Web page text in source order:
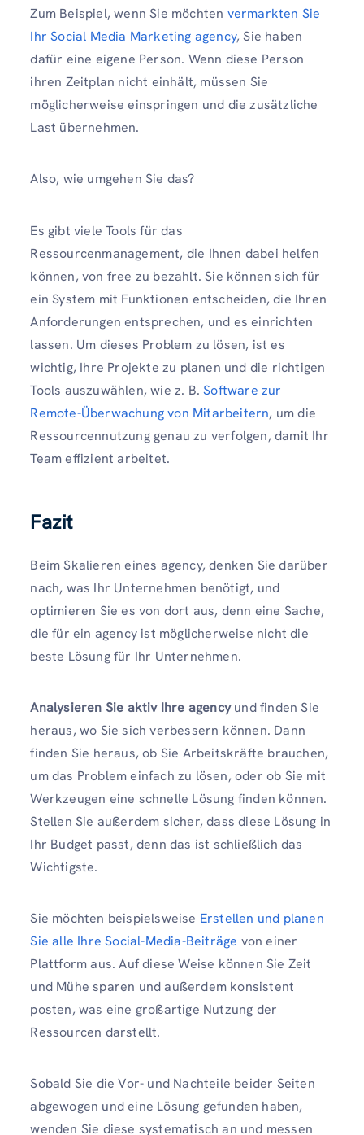
Zum Beispiel, wenn Sie möchten vermarkten Sie
Ihr Social Media Marketing agency, Sie haben
dafür eine eigene Person. Wenn diese Person
ihren Zeitplan nicht einhält, müssen Sie
möglicherweise einspringen und die zusätzliche
Last übernehmen.
Also, wie umgehen Sie das?
Es gibt viele Tools für das
Ressourcenmanagement, die Ihnen dabei helfen
können, von free zu bezahlt. Sie können sich für
ein System mit Funktionen entscheiden, die Ihren
Anforderungen entsprechen, und es einrichten
lassen. Um dieses Problem zu lösen, ist es
wichtig, Ihre Projekte zu planen und die richtigen
Tools auszuwählen, wie z. B.Software zur
Remote-Überwachung von Mitarbeitern, um die
Ressourcennutzung genau zu verfolgen, damit Ihr
Team effizient arbeitet.
Fazit
Beim Skalieren eines agency, denken Sie darüber
nach, was Ihr Unternehmen benötigt, und
optimieren Sie es von dort aus, denn eine Sache,
die für ein agency ist möglicherweise nicht die
beste Lösung für Ihr Unternehmen.
Analysieren Sie aktiv Ihre agencyund finden Sie
heraus, wo Sie sich verbessern können. Dann
finden Sie heraus, ob Sie Arbeitskräfte brauchen,
um das Problem einfach zu lösen, oder ob Sie mit
Werkzeugen eine schnelle Lösung finden können.
Stellen Sie außerdem sicher, dass diese Lösung in
Ihr Budget passt, denn das ist schließlich das
Wichtigste.
Sie möchten beispielsweise Erstellen und planen
Sie alle Ihre Social-Media-Beiträge von einer
Plattform aus. Auf diese Weise können Sie Zeit
und Mühe sparen und außerdem konsistent
posten, was eine großartige Nutzung der
Ressourcen darstellt.
Sobald Sie die Vor- und Nachteile beider Seiten
abgewogen und eine Lösung gefunden haben,
wenden Sie diese systematisch an und messen